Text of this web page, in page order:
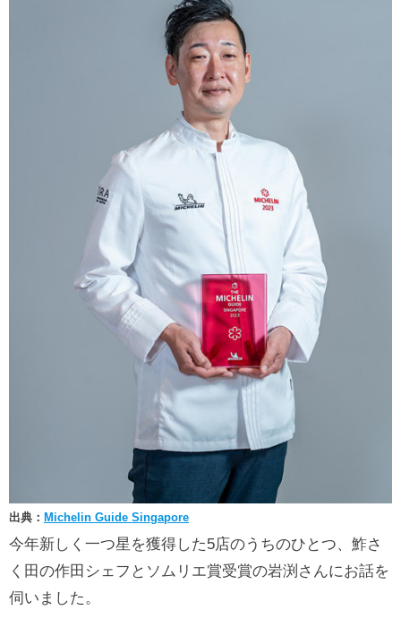
出典： Michelin Guide Singapore
今年新しく一つ星を獲得した5店のうちのひとつ、鮓さ
く田の作田シェフとソムリエ賞受賞の岩渕さんにお話を
伺いました。